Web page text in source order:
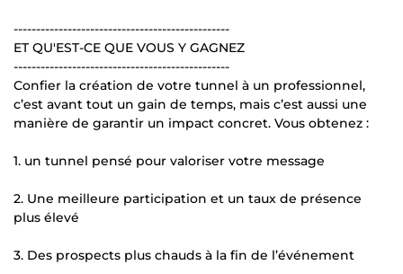
------------------------------------------------
ET QU'EST-CE QUE VOUS Y GAGNEZ
------------------------------------------------
Confier la création de votre tunnel à un professionnel,
c’est avant tout un gain de temps, mais c’est aussi une
manière de garantir un impact concret. Vous obtenez :
1. un tunnel pensé pour valoriser votre message
2. Une meilleure participation et un taux de présence
plus élevé
3. Des prospects plus chauds à la fin de l’événement